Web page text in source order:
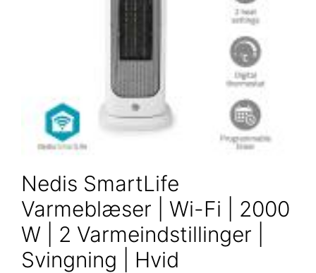
Nedis SmartLife
Varmeblæser | Wi-Fi | 2000
W | 2 Varmeindstillinger |
Svingning | Hvid